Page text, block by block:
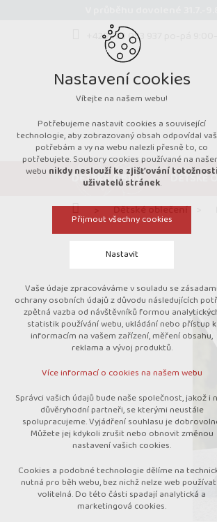
V průběhu dovolené
+420 723 053 937 po-pá 9:00-
DĚTSKÁ OBUV DĚTSKÉ
DomůDětské oblečení
Nastavení cookies
Vítejte na našem webu!
Potřebujeme nastavit cookies a související
technologie, aby zobrazovaný obsah odpovídal
potřebám a vy na webu nalezli přesně to, co
potřebujete. Soubory cookies používané na
webu nikdy neslouží ke zjišťování totožnosti
uživatelů stránek.
Přijmout všechny cookies
Nastavit
Technická cookies
nutná pro provozování webu
udržení kontextu stránek (session):
případná přihlášení, volby jazyka, apod.
návštěvnosti
marketingová cookies (Google)
Více informací o cookies na našem webu
Přijmout všechny cookies
Odmítnout vše
Vaše údaje zpracováváme v souladu se zásadami
ochrany osobních údajů z důvodu následujících
zpětná vazba od návštěvníků formou
statistik používání webu, ukládání nebo přístup k
informacím na vašem zařízení, měření obsahu,
reklama a vývoj produktů.
Více informací o cookies na našem webu
Správci vašich údajů bude naše společnost, jakož i
důvěryhodní partneři, se kterými neustále
spolupracujeme. Vyjádření souhlasu je
Můžete jej kdykoli zrušit nebo obnovit změnou
nastavení vašich cookies.
Cookies a podobné technologie dělíme na
nutná pro běh webu, bez nichž nelze web
volitelná. Do této části spadají analytická a
marketingová cookies.